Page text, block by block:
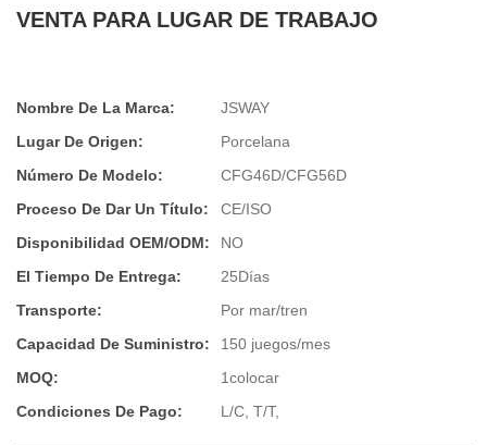
VENTA PARA LUGAR DE TRABAJO
Nombre De La Marca:
JSWAY
Lugar De Origen:
Porcelana
Número De Modelo:
CFG46D/CFG56D
Proceso De Dar Un Título:
CE/ISO
Disponibilidad OEM/ODM:
NO
El Tiempo De Entrega:
25Días
Transporte:
Por mar/tren
Capacidad De Suministro:
150 juegos/mes
MOQ:
1colocar
Condiciones De Pago:
L/C, T/T,